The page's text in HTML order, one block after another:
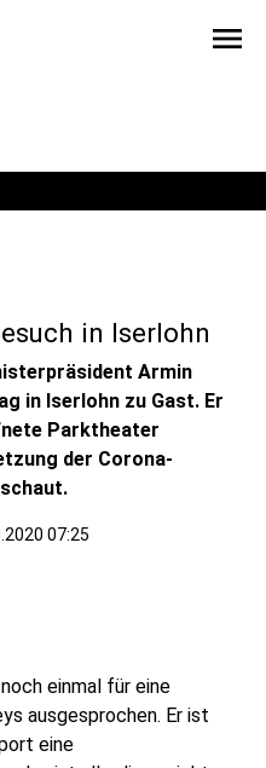
menu
in Iserlohn
Armin
in Iserlohn zu Gast. Er
Parktheater
der Corona-
07:25
einmal für eine
ausgesprochen. Er ist
eine